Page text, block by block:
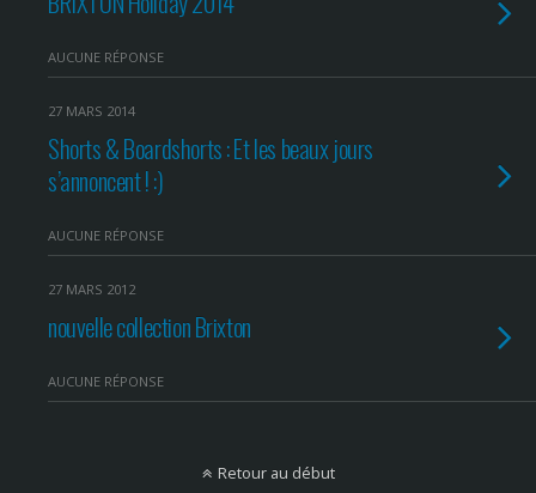
AUCUNE RÉPONSE
27 MARS 2014
Shorts & Boardshorts : Et les beaux jours
s’annoncent ! :)
AUCUNE RÉPONSE
27 MARS 2012
nouvelle collection Brixton
AUCUNE RÉPONSE
Retour au début